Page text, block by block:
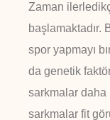
Zaman
başlamaktadır.
spor yapmayı
da genetik
sarkmalar daha
sarkmalar fit